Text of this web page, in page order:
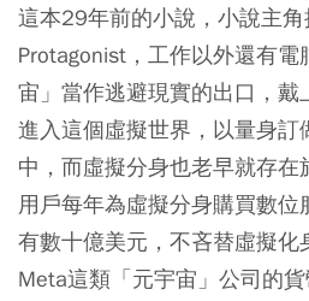
這本29年前的小說，小說主
Protagonist，工作以外還有
宙」當作逃避現實的出口，
進入這個虛擬世界，以量身訂
中，而虛擬分身也老早就存在
用戶每年為虛擬分身購買數
有數十億美元，不吝替虛擬化
Meta這類「元宇宙」公司的貨